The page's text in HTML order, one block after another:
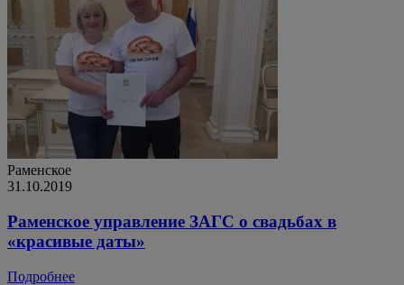
Раменское
31.10.2019
Раменское управление ЗАГС о свадьбах в
«красивые даты»
Подробнее